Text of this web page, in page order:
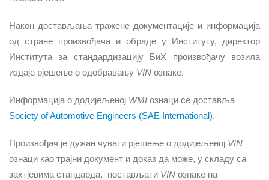
Након достављања тражене документације и информација
од стране произвођача и обраде у Институту, директор
Института за стандардизацију БиХ произвођачу возила
издаје рјешење о одобравању VIN ознаке.
Информација о додијељеној WMI ознаци се доставља
Society of Automotive Engineers (SAE International).
Произвођач је дужан чувати рјешење о додијељеној VIN
ознаци као трајни документ и доказ да може, у складу са
захтјевима стандарда,
постављати VIN ознаке на